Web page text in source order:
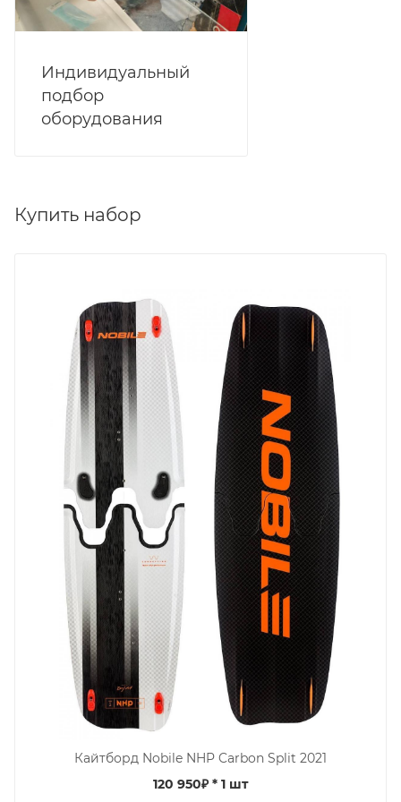
Индивидуальный
подбор
оборудования
Купить набор
Кайтборд Nobile NHP Carbon Split 2021
120 950₽ * 1 шт